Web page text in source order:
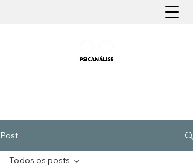
Post
Todos os posts